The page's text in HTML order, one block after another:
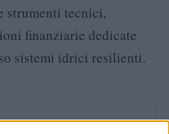
strumenti tecnici,
finanziarie dedicate
sistemi idrici resilienti.